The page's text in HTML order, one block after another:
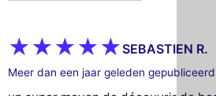
SEBASTIEN R.
Meer dan een jaar geleden gepubliceerd